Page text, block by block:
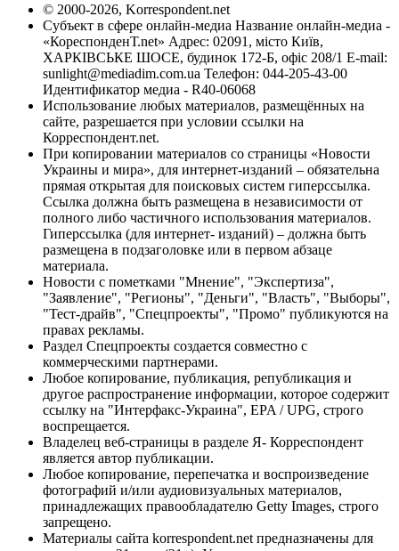
© 2000-2026, Korrespondent.net
Субъект в сфере онлайн-медиа Название онлайн-медиа -
«КореспонденТ.net» Адрес: 02091, місто Київ,
ХАРКІВСЬКЕ ШОСЕ, будинок 172-Б, офіс 208/1 E-mail:
sunlight@mediadim.com.ua Телефон: 044-205-43-00
Идентификатор медиа - R40-06068
Использование любых материалов, размещённых на
сайте, разрешается при условии ссылки на
Корреспондент.net.
При копировании материалов со страницы «Новости
Украины и мира», для интернет-изданий – обязательна
прямая открытая для поисковых систем гиперссылка.
Ссылка должна быть размещена в независимости от
полного либо частичного использования материалов.
Гиперссылка (для интернет- изданий) – должна быть
размещена в подзаголовке или в первом абзаце
материала.
Новости с пометками "Мнение", "Экспертиза",
"Заявление", "Регионы", "Деньги", "Власть", "Выборы",
"Тест-драйв", "Спецпроекты", "Промо" публикуются на
правах рекламы.
Раздел Спецпроекты создается совместно с
коммерческими партнерами.
Любое копирование, публикация, републикация и
другое распространение информации, которое содержит
ссылку на "Интерфакс-Украина", EPA / UPG, строго
воспрещается.
Владелец веб-страницы в разделе Я- Корреспондент
является автор публикации.
Любое копирование, перепечатка и воспроизведение
фотографий и/или аудиовизуальных материалов,
принадлежащих правообладателю Getty Images, строго
запрещено.
Материалы сайта korrespondent.net предназначены для